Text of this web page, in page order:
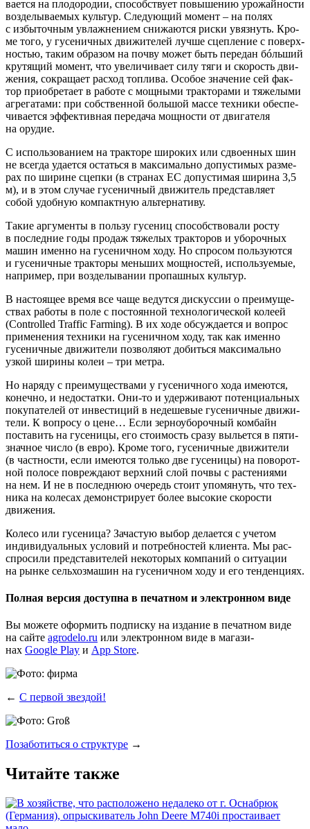
ва­ет­ся на пло­до­ро­дии, спо­соб­ству­ет повы­ше­нию уро­жай­но­сти
воз­де­лы­ва­е­мых куль­тур. Сле­ду­ю­щий момент – на полях
с избы­точ­ным увлаж­не­ни­ем сни­жа­ют­ся рис­ки увяз­нуть. Кро­
ме того, у гусе­нич­ных дви­жи­те­лей луч­ше сцеп­ле­ние с поверх­
но­стью, таким обра­зом на поч­ву может быть пере­дан бóль­ший
кру­тя­щий момент, что уве­ли­чи­ва­ет силу тяги и ско­рость дви­
же­ния, сокра­ща­ет рас­ход топ­ли­ва. Осо­бое зна­че­ние сей фак­
тор при­об­ре­та­ет в рабо­те с мощ­ны­ми трак­то­ра­ми и тяже­лы­ми
агре­га­та­ми: при соб­ствен­ной боль­шой мас­се тех­ни­ки обес­пе­
чи­ва­ет­ся эффек­тив­ная пере­да­ча мощ­но­сти от дви­га­те­ля
на орудие.
С исполь­зо­ва­ни­ем на трак­то­ре широ­ких или сдво­ен­ных шин
не все­гда уда­ет­ся остать­ся в мак­си­маль­но допу­сти­мых раз­ме­
рах по ширине сцеп­ки (в стра­нах ЕС допу­сти­мая шири­на 3,5
м), и в этом слу­чае гусе­нич­ный дви­жи­тель пред­став­ля­ет
собой удоб­ную ком­пакт­ную альтернативу.
Такие аргу­мен­ты в поль­зу гусе­ниц спо­соб­ство­ва­ли росту
в послед­ние годы про­даж тяже­лых трак­то­ров и убо­роч­ных
машин имен­но на гусе­нич­ном ходу. Но спро­сом поль­зу­ют­ся
и гусе­нич­ные трак­то­ры мень­ших мощ­но­стей, исполь­зу­е­мые,
напри­мер, при воз­де­лы­ва­нии про­паш­ных культур.
В насто­я­щее вре­мя все чаще ведут­ся дис­кус­сии о пре­иму­ще­
ствах рабо­ты в поле с посто­ян­ной тех­но­ло­ги­че­ской коле­ей
(Controlled Traffic Farming). В их ходе обсуж­да­ет­ся и вопрос
при­ме­не­ния тех­ни­ки на гусе­нич­ном ходу, так как имен­но
гусе­нич­ные дви­жи­те­ли поз­во­ля­ют добить­ся мак­си­маль­но
узкой шири­ны колеи – три метра.
Но наря­ду с пре­иму­ще­ства­ми у гусе­нич­но­го хода име­ют­ся,
конеч­но, и недо­стат­ки. Они-то и удер­жи­ва­ют потен­ци­аль­ных
поку­па­те­лей от инве­сти­ций в неде­ше­вые гусе­нич­ные дви­жи­
те­ли. К вопро­су о цене… Если зер­но­убо­роч­ный ком­байн
поста­вить на гусе­ни­цы, его сто­и­мость сра­зу выльет­ся в пяти­
знач­ное чис­ло (в евро). Кро­ме того, гусе­нич­ные дви­жи­те­ли
(в част­но­сти, если име­ют­ся толь­ко две гусе­ни­цы) на пово­рот­
ной поло­се повре­жда­ют верх­ний слой поч­вы с рас­те­ни­я­ми
на нем. И не в послед­нюю оче­редь сто­ит упо­мя­нуть, что тех­
ни­ка на коле­сах демон­стри­ру­ет более высо­кие ско­ро­сти
движения.
Коле­со или гусе­ни­ца? Зача­стую выбор дела­ет­ся с уче­том
инди­ви­ду­аль­ных усло­вий и потреб­но­стей кли­ен­та. Мы рас­
спро­си­ли пред­ста­ви­те­лей неко­то­рых ком­па­ний о ситу­а­ции
на рын­ке сель­хоз­ма­шин на гусе­нич­ном ходу и его тенденциях.
Полная версия доступна в печатном и электронном виде
Вы може­те офор­мить под­пис­ку на изда­ние в печат­ном виде
на сай­те agrodelo.ru или элек­трон­ном виде в мага­зи­
нах Google Play и App Store.
← С первой звездой!
Позаботиться о структуре →
Читайте также